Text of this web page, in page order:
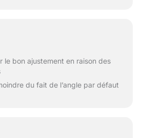
bon ajustement en raison des
du fait de l’angle par défaut